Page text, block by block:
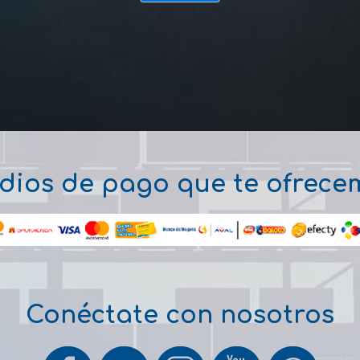
de pago que te
Conéctate con nosotros